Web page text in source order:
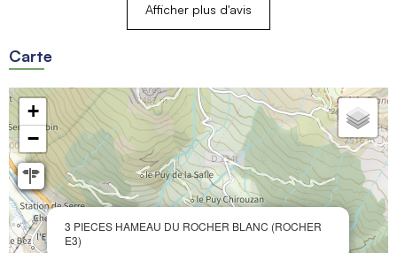
Afficher plus d'avis
Carte
3 PIECES HAMEAU DU ROCHER BLANC (ROCHER
E3)
+
−